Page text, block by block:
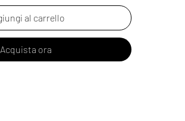
al carrello
Acquista ora